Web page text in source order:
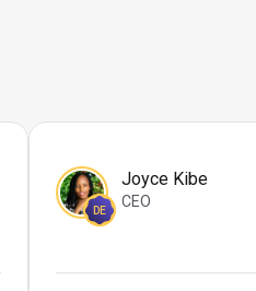
DE
Joyce Kibe
CEO